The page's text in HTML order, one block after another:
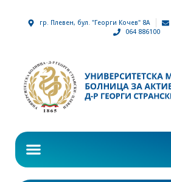
гр. Плевен, бул. "Георги Кочев" 8А
064 886100